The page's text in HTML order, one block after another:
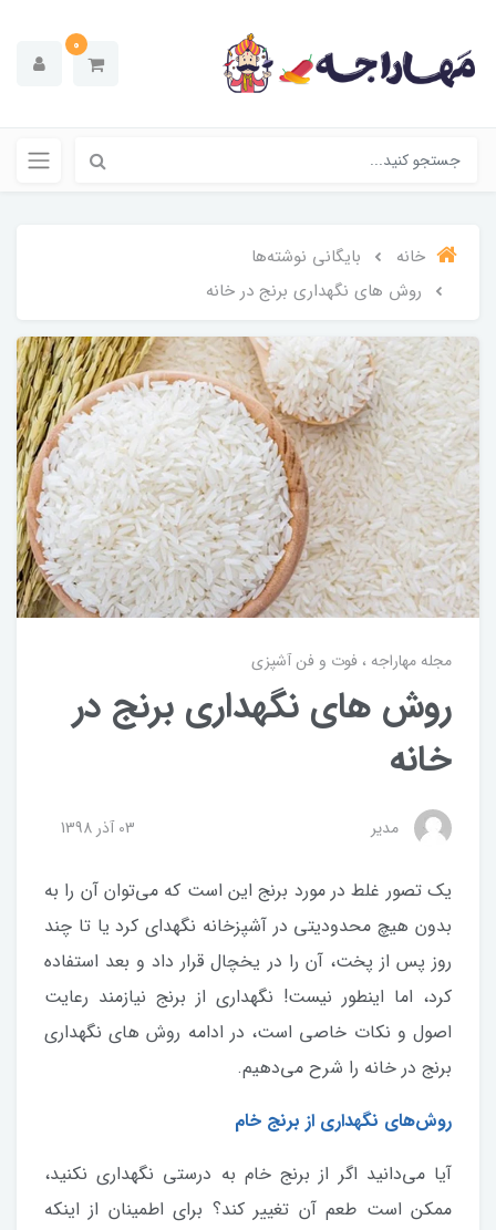
0
خانه
بایگانی نوشته‌ها
روش های نگهداری برنج در خانه
مجله مهاراجه فوت و فن آشپزی
روش های نگهداری برنج در
خانه
مدیر 03 آذر 1398
یک تصور غلط در مورد برنج این است که می‌توان آن را به
بدون هیچ محدودیتی در آشپزخانه نگهدای کرد یا تا چند
روز پس از پخت، آن را در یخچال قرار داد و بعد استفاده
کرد، اما اینطور نیست! نگهداری از برنج نیازمند رعایت
اصول و نکات خاصی است، در ادامه روش های نگهداری
برنج در خانه را شرح می‌دهیم.
روش‌های نگهداری از برنج خام
آیا می‌دانید اگر از برنج خام به درستی نگهداری نکنید،
ممکن است طعم آن تغییر کند؟ برای اطمینان از اینکه